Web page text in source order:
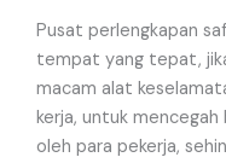
Pusat perlengkapan
tempat yang tepat,
macam alat
kerja, untuk mencegah
oleh para pekerja,